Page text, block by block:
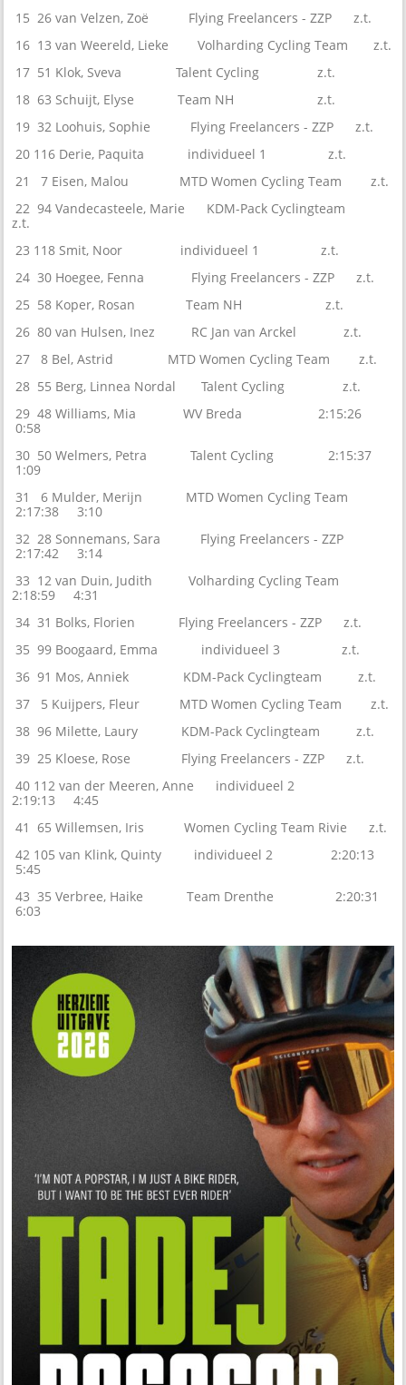
15 26 van Velzen, Zoë Flying Freelancers - ZZP z.t.
16 13 van Weereld, Lieke Volharding Cycling Team z.t.
17 51 Klok, Sveva Talent Cycling z.t.
18 63 Schuijt, Elyse Team NH z.t.
19 32 Loohuis, Sophie Flying Freelancers - ZZP z.t.
20 116 Derie, Paquita individueel 1 z.t.
21 7 Eisen, Malou MTD Women Cycling Team z.t.
22 94 Vandecasteele, Marie KDM-Pack Cyclingteam
z.t.
23 118 Smit, Noor individueel 1 z.t.
24 30 Hoegee, Fenna Flying Freelancers - ZZP z.t.
25 58 Koper, Rosan Team NH z.t.
26 80 van Hulsen, Inez RC Jan van Arckel z.t.
27 8 Bel, Astrid MTD Women Cycling Team z.t.
28 55 Berg, Linnea Nordal Talent Cycling z.t.
29 48 Williams, Mia WV Breda 2:15:26
0:58
30 50 Welmers, Petra Talent Cycling 2:15:37
1:09
31 6 Mulder, Merijn MTD Women Cycling Team
2:17:38 3:10
32 28 Sonnemans, Sara Flying Freelancers - ZZP
2:17:42 3:14
33 12 van Duin, Judith Volharding Cycling Team
2:18:59 4:31
34 31 Bolks, Florien Flying Freelancers - ZZP z.t.
35 99 Boogaard, Emma individueel 3 z.t.
36 91 Mos, Anniek KDM-Pack Cyclingteam z.t.
37 5 Kuijpers, Fleur MTD Women Cycling Team z.t.
38 96 Milette, Laury KDM-Pack Cyclingteam z.t.
39 25 Kloese, Rose Flying Freelancers - ZZP z.t.
40 112 van der Meeren, Anne individueel 2
2:19:13 4:45
41 65 Willemsen, Iris Women Cycling Team Rivie z.t.
42 105 van Klink, Quinty individueel 2 2:20:13
5:45
43 35 Verbree, Haike Team Drenthe 2:20:31
6:03